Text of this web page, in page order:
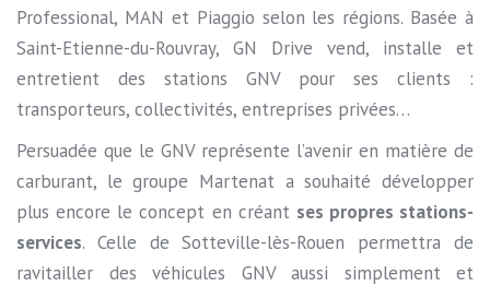
Professional, MAN et Piaggio selon les régions. Basée à
Saint-Etienne-du-Rouvray, GN Drive vend, installe et
entretient des stations GNV pour ses clients :
transporteurs, collectivités, entreprises privées…
Persuadée que le GNV représente l’avenir en matière de
carburant, le groupe Martenat a souhaité développer
plus encore le concept en créant ses propres stations-
services. Celle de Sotteville-lès-Rouen permettra de
ravitailler des véhicules GNV aussi simplement et